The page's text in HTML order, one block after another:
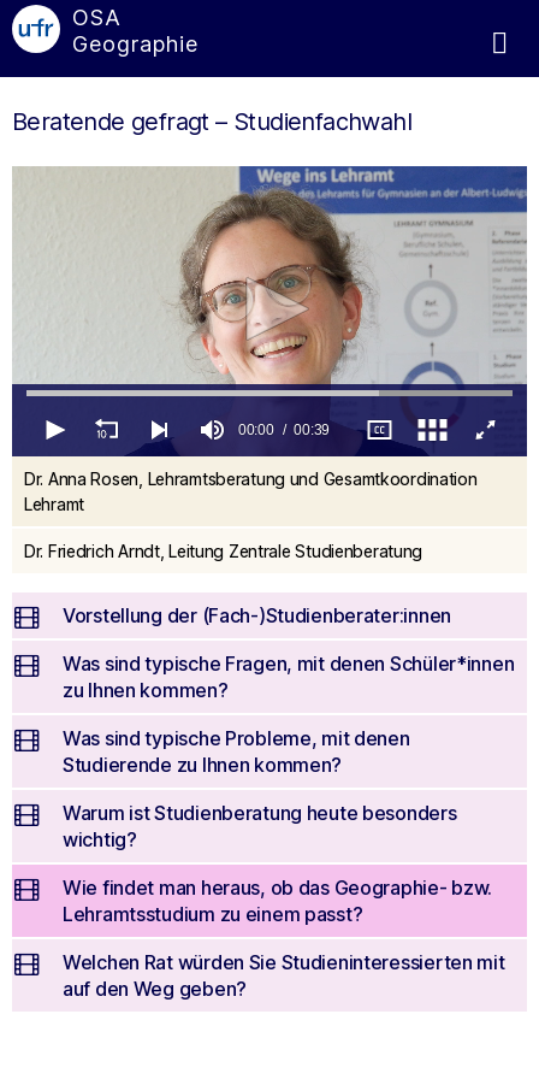
OSA
Geographie
Beratende gefragt – Studienfachwahl
seconds
of
39
seconds
00:00 00:39
Dr. Anna Rosen, Lehramtsberatung und Gesamtkoordination
Lehramt
Dr. Friedrich Arndt, Leitung Zentrale Studienberatung
Vorstellung der (Fach-)Studienberater:innen
Was sind typische Fragen, mit denen Schüler*innen
zu Ihnen kommen?
Was sind typische Probleme, mit denen
Studierende zu Ihnen kommen?
Warum ist Studienberatung heute besonders
wichtig?
Wie findet man heraus, ob das Geographie- bzw.
Lehramtsstudium zu einem passt?
Welchen Rat würden Sie Studieninteressierten mit
auf den Weg geben?